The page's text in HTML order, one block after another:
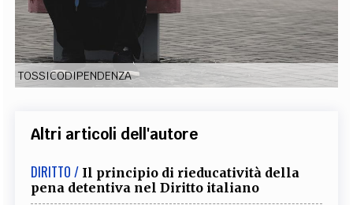
SOCIAL MEDIA
TOSSICODIPENDENZA
Altri articoli dell'autore
DIRITTO / Il principio di rieducatività della
pena detentiva nel Diritto italiano